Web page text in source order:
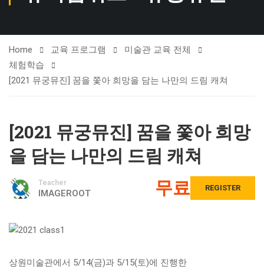
Home 교육 프로그램
미술관 교육 전체
체험학습
[2021 뮤궁뮤진] 꿈을 쫓아 희망을 담는 나만의 드림 캐쳐
[2021 뮤궁뮤진] 꿈을 쫓아 희망
을 담는 나만의 드림 캐쳐
Teacher
IMAGEROOT 무료 REGISTER
상원미술관에서 5/14(금)과 5/15(토)에 진행한